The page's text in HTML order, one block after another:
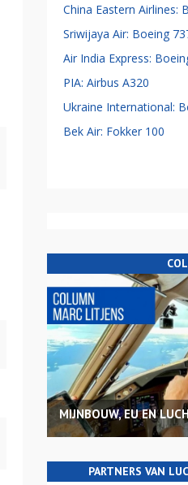
China Eastern Airlines:
Sriwijaya Air: Boeing
Air India Express:
PIA: Airbus A320
Ukraine International:
Bek Air: Fokker 100
MIJNBOUW, EU EN
PARTNERS VAN